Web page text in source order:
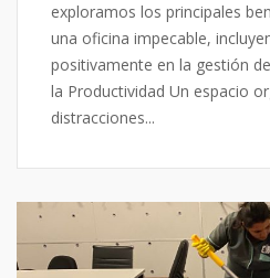
exploramos los principales
una oficina impecable,
positivamente en la gestión
la Productividad Un espacio
distracciones...